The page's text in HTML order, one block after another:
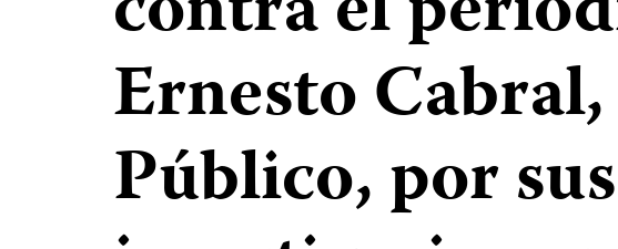
Ernesto
Público, por sus